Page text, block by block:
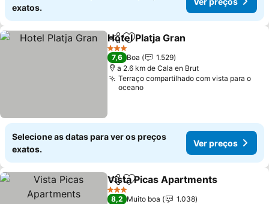
exatos.
PartilharAdicionar aos favoritos
Hotel Platja Gran
3 Estrelas
7,6 Boa
1.529
a 2.6 km de Cala en Brut
Terraço compartilhado com vista para o
oceano
Selecione as datas para ver os preços
exatos.
Ver preços
PartilharAdicionar aos favoritos
Vista Picas Apartments
3 Estrelas
8,2 Muito boa
1.038